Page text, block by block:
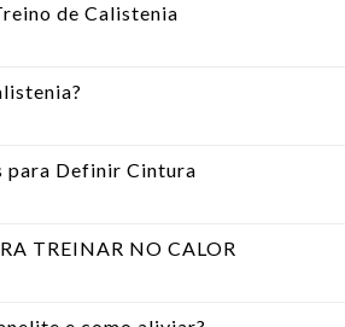
de Calistenia
para Definir Cintura
TREINAR NO CALOR